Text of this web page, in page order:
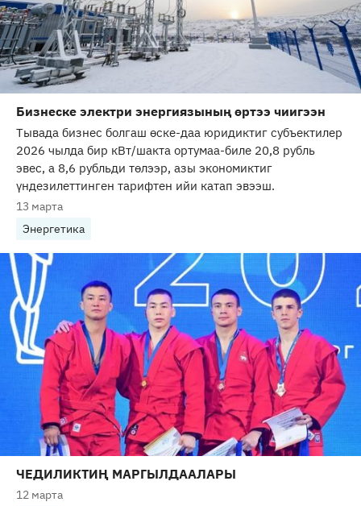
Бизнеске электри энергиязының өртээ чиигээн
Тывада бизнес болгаш өске-даа юридиктиг субъектилер
2026 чылда бир кВт/шакта ортумаа-биле 20,8 рубль
эвес, а 8,6 рубльди төлээр, азы экономиктиг
үндезилеттинген тарифтен ийи катап эвээш.
13 марта
Энергетика
ЧЕДИЛИКТИҢ МАРГЫЛДААЛАРЫ
12 марта